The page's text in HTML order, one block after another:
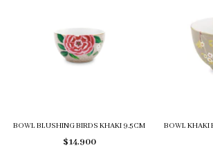
BOWL BLUSHING BIRDS KHAKI 9.5CM
$14.900
BOWL KHAKI